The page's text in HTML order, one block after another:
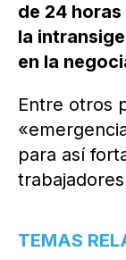
de 24
la
en la
Entre otros
para así
TEMAS